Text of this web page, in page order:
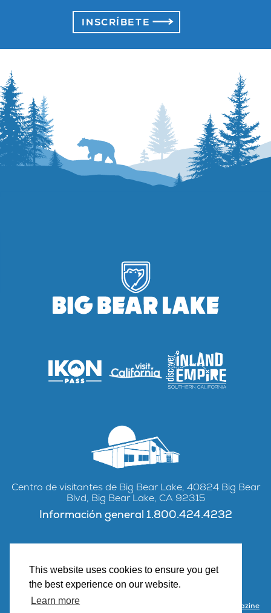
This website uses cookies to ensure you get
the best experience on our website.
Learn more
INSCRÍBETE
Centro de visitantes de Big Bear Lake, 40824 Big Bear
Blvd, Big Bear Lake, CA 92315
Información general 1.800.424.4232
FacebookInstagram
YouTube
Contacto Asociarse con Visit Big Bear Visitor Center & Magazine